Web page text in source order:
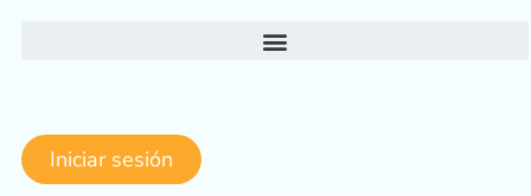
Iniciar sesión